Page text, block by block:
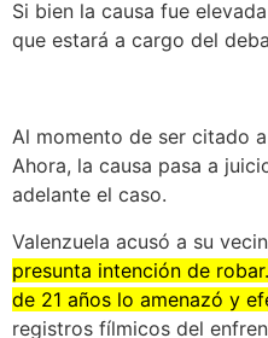
Si bien la causa fue
que estará a cargo del
Al momento de ser citado
Ahora, la causa pasa a
adelante el caso.
Valenzuela acusó a su
presunta intención de
de 21 años lo amenazó y
registros fílmicos del